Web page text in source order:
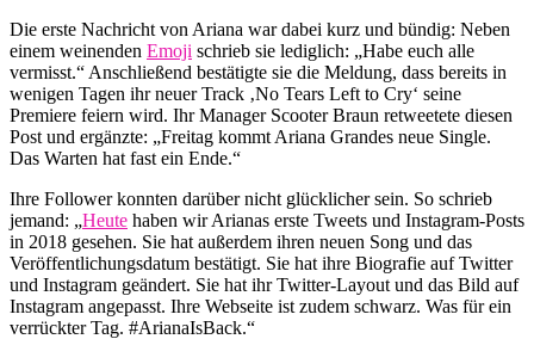
Die erste Nachricht von Ariana war dabei kurz und bündig: Neben
einem weinenden Emoji schrieb sie lediglich: „Habe euch alle
vermisst.“ Anschließend bestätigte sie die Meldung, dass bereits in
wenigen Tagen ihr neuer Track ‚No Tears Left to Cry‘ seine
Premiere feiern wird. Ihr Manager Scooter Braun retweetete diesen
Post und ergänzte: „Freitag kommt Ariana Grandes neue Single.
Das Warten hat fast ein Ende.“
Ihre Follower konnten darüber nicht glücklicher sein. So schrieb
jemand: „Heute haben wir Arianas erste Tweets und Instagram-Posts
in 2018 gesehen. Sie hat außerdem ihren neuen Song und das
Veröffentlichungsdatum bestätigt. Sie hat ihre Biografie auf Twitter
und Instagram geändert. Sie hat ihr Twitter-Layout und das Bild auf
Instagram angepasst. Ihre Webseite ist zudem schwarz. Was für ein
verrückter Tag. #ArianaIsBack.“